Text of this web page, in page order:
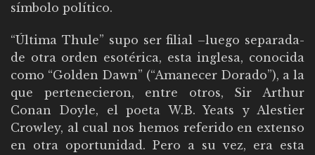
símbolo político.
“Última Thule” supo ser filial –luego separada-
de otra orden esotérica, esta inglesa, conocida
como “Golden Dawn” (“Amanecer Dorado”), a la
que pertenecieron, entre otros, Sir Arthur
Conan Doyle, el poeta W.B. Yeats y Alestier
Crowley, al cual nos hemos referido en extenso
en otra oportunidad. Pero a su vez, era esta